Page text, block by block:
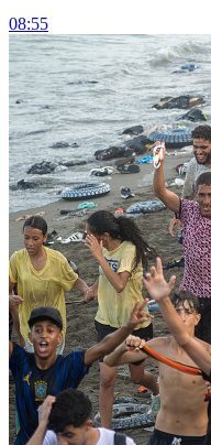
08:55